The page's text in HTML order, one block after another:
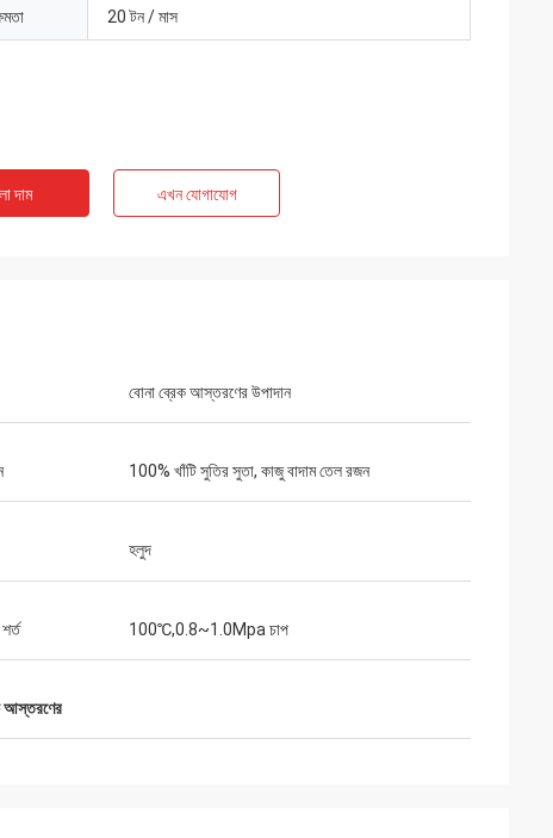
20 টন / মাস
দাম এখন যোগাযোগ
বোনা ব্রেক আস্তরণের উপাদান
100% খাঁটি সুতির সুতা, কাজু বাদাম তেল রজন
হলুদ
100℃,0.8~1.0Mpa চাপ
আস্তরণের